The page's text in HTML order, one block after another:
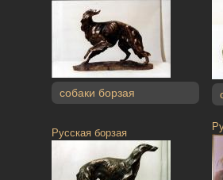
собаки борзая
Русская борзая